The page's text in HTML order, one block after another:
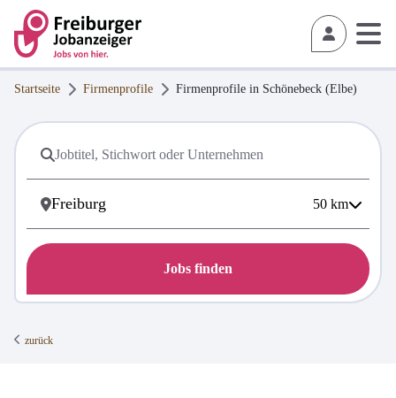
Startseite Firmenprofile Firmenprofile in Schönebeck (Elbe)
50 km
Jobs finden
zurück